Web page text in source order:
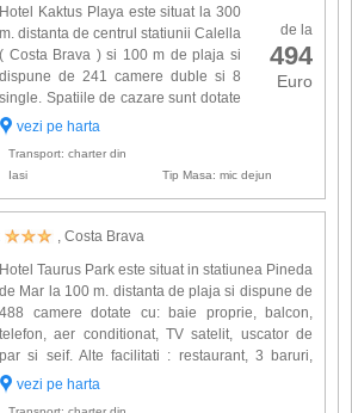
de la
494
Euro
Hotel Kaktus Playa este situat la 300
m. distanta de centrul statiunii Calella
( Costa Brava ) si 100 m de plaja si
dispune de 241 camere duble si 8
single. Spatiile de cazare sunt dotate
cu: balcon, TV satelit, telefon, aer
vezi pe harta
Transport: charter din
Iasi
Tip Masa: mic dejun
, Costa Brava
Hotel Taurus Park este situat in statiunea Pineda
de Mar la 100 m. distanta de plaja si dispune de
488 camere dotate cu: baie proprie, balcon,
telefon, aer conditionat, TV satelit, uscator de
par si seif. Alte facilitati : restaurant, 3 baruri,
piscina interioara, piscina exterioara, , piscina si
vezi pe harta